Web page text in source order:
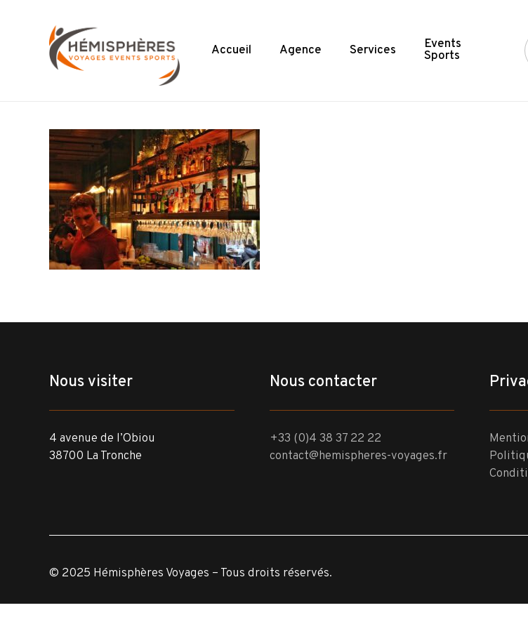
Accueil Agence Services Events
Sports
Nous visiter
4 avenue de l’Obiou
38700 La Tronche
Nous contacter
+33 (0)4 38 37 22 22
contact@hemispheres-voyages.fr
© 2025 Hémisphères Voyages – Tous droits réservés.